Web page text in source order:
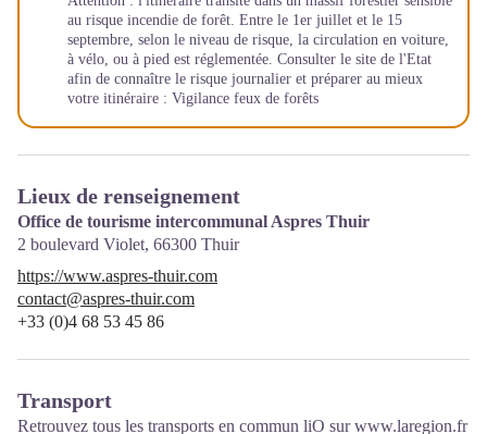
au risque incendie de forêt. Entre le 1er juillet et le 15
septembre, selon le niveau de risque, la circulation en voiture,
à vélo, ou à pied est réglementée. Consulter le site de l'Etat
afin de connaître le risque journalier et préparer au mieux
votre itinéraire : Vigilance feux de forêts
Lieux de renseignement
Office de tourisme intercommunal Aspres Thuir
2 boulevard Violet, 66300 Thuir
https://www.aspres-thuir.com
contact@aspres-thuir.com
+33 (0)4 68 53 45 86
Transport
Retrouvez tous les transports en commun liO surwww.laregion.fr